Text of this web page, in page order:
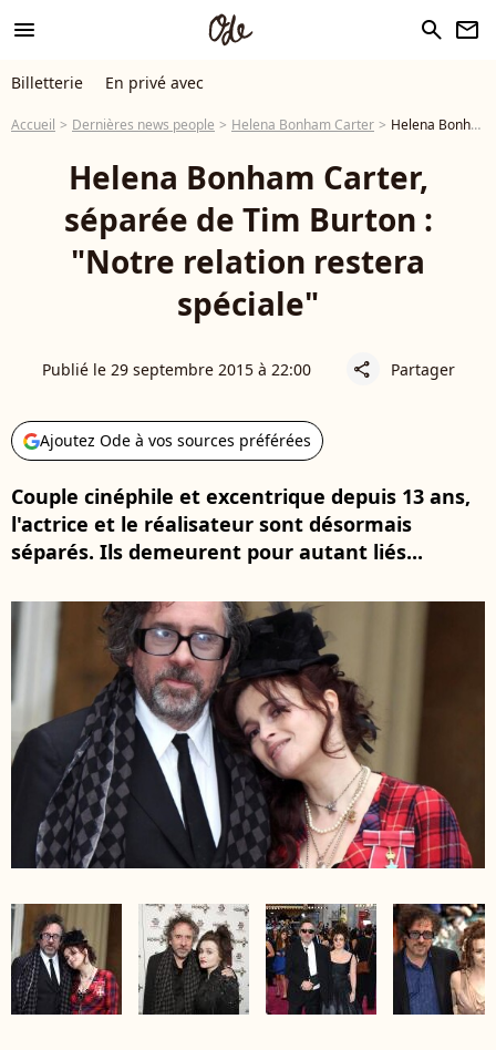
menu search newsletter
Billetterie En privé avec
Accueil Dernières news people Helena Bonham Carter Helena Bonham Carter, séparée de Tim Burton : "Notre relation restera spéciale"
Helena Bonham Carter,
séparée de Tim Burton :
"Notre relation restera
spéciale"
Publié le 29 septembre 2015 à 22:00 share Partager
Ajoutez Ode à vos sources préférées
Couple cinéphile et excentrique depuis 13 ans,
l'actrice et le réalisateur sont désormais
séparés. Ils demeurent pour autant liés...